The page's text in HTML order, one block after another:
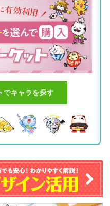
でキャラを探す